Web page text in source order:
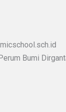
Bumi